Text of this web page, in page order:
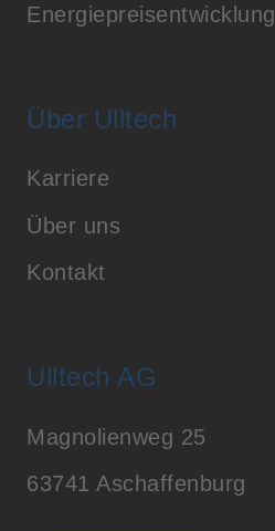
Energiepreisentwicklung
Über Ulltech
Karriere
Über uns
Kontakt
Ulltech AG
Magnolienweg 25
63741 Aschaffenburg